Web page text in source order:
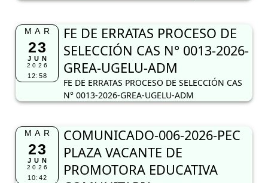
MAR
23
JUN
2026
12:58
FE DE ERRATAS PROCESO DE
SELECCIÓN CAS N° 0013-2026-
GREA-UGELU-ADM
FE DE ERRATAS PROCESO DE SELECCIÓN CAS
N° 0013-2026-GREA-UGELU-ADM
MAR
23
JUN
2026
10:42
COMUNICADO-006-2026-PEC
PLAZA VACANTE DE
PROMOTORA EDUCATIVA